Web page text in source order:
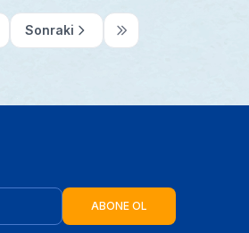
Sonraki
ABONE OL